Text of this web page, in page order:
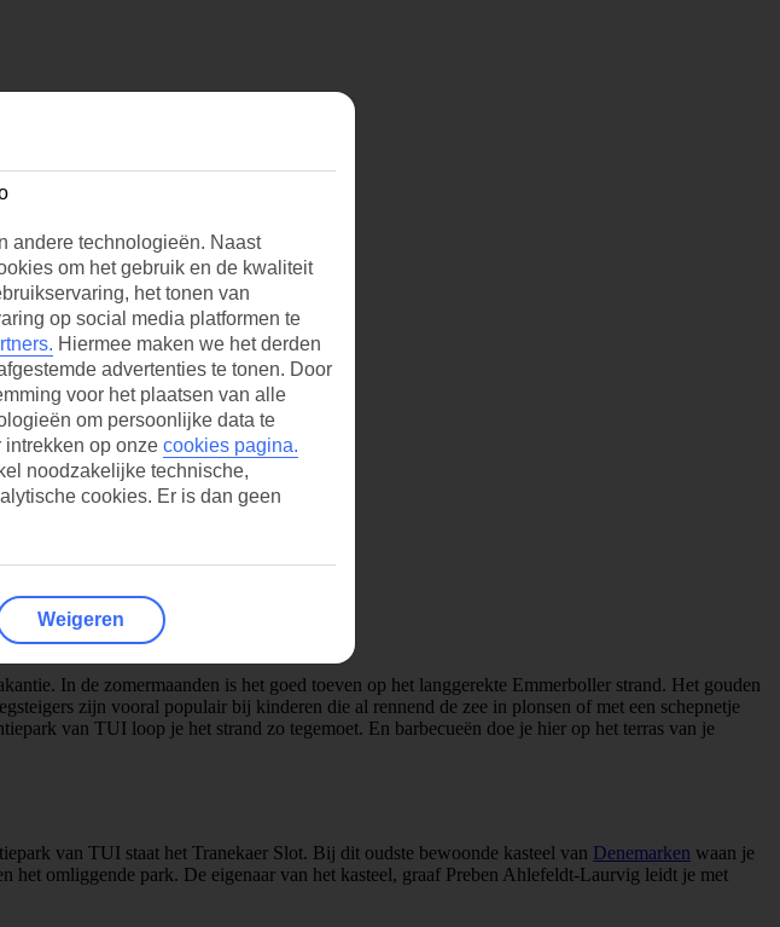
In de zomermaanden is het goed toeven op het langgerekte Emmerboller strand. Het gouden
zijn vooral populair bij kinderen die al rennend de zee in plonsen of met een schepnetje
van TUI loop je het strand zo tegemoet. En barbecueën doe je hier op het terras van je
van TUI staat het Tranekaer Slot. Bij dit oudste bewoonde kasteel van Denemarken waan je
omliggende park. De eigenaar van het kasteel, graaf Preben Ahlefeldt-Laurvig leidt je met
andere technologieën. Naast
om het gebruik en de kwaliteit
het tonen van
op social media platformen te
Hiermee maken we het derden
advertenties te tonen. Door
voor het plaatsen van alle
om persoonlijke data te
op onze cookies pagina.
noodzakelijke technische,
cookies. Er is dan geen
Weigeren